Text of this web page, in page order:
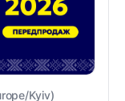
Kyiv)